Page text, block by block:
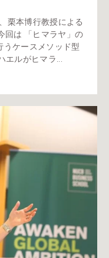
栗本博行教授による
回は 「ヒマラヤ」の
うケースメソッド型
ルがヒマラ...